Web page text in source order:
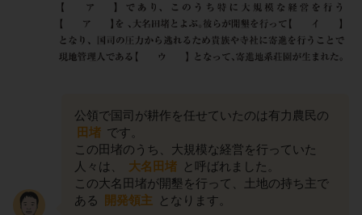
公領で国司が耕作を任せていたのは有力農民の
田堵 です。
この田堵のうち、大規模な経営を行っていた
人々は、
大名田堵 と呼ばれました。
この大名田堵が開墾を行って、土地の持ち主で
ある
開発領主 となります。